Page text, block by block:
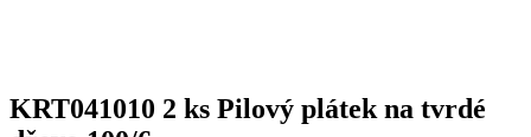
KRT041010 2 ks Pilový plátek na tvrdé